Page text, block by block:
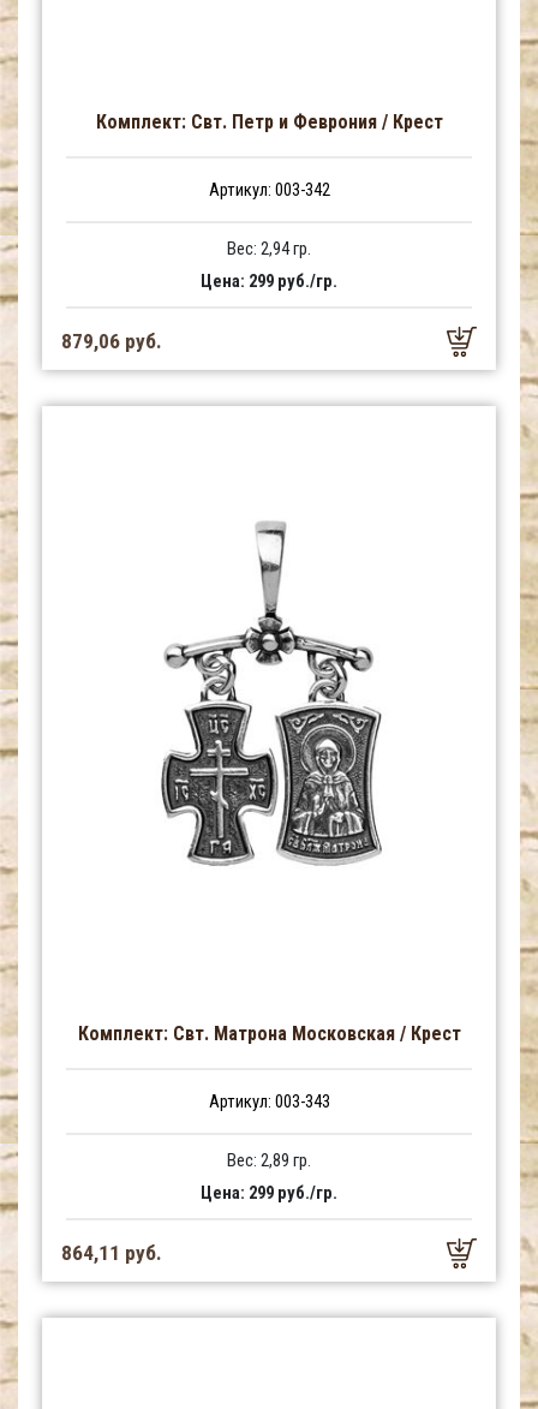
Комплект: Свт. Петр и Феврония / Крест
Артикул: 003-342
Вес: 2,94 гр.
Цена: 299 руб./гр.
879,06 руб.
Комплект: Свт. Матрона Московская / Крест
Артикул: 003-343
Вес: 2,89 гр.
Цена: 299 руб./гр.
864,11 руб.